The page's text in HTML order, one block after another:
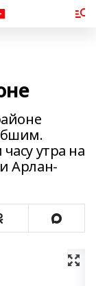
утра на
Арлан-